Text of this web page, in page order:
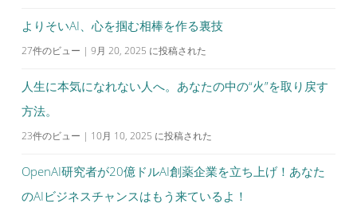
ョ
ン
よりそいAI、心を掴む相棒を作る裏技
27件のビュー | 9月 20, 2025 に投稿された
人生に本気になれない人へ。あなたの中の“火”を取り戻す
方法。
23件のビュー | 10月 10, 2025 に投稿された
OpenAI研究者が20億ドルAI創薬企業を立ち上げ！あなた
のAIビジネスチャンスはもう来ているよ！